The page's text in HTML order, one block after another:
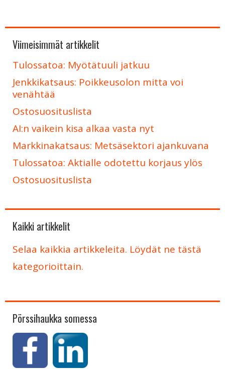
Viimeisimmät artikkelit
Tulossatoa: Myötätuuli jatkuu
Jenkkikatsaus: Poikkeusolon mitta voi
venähtää
Ostosuosituslista
AI:n vaikein kisa alkaa vasta nyt
Markkinakatsaus: Metsäsektori ajankuvana
Tulossatoa: Aktialle odotettu korjaus ylös
Ostosuosituslista
Kaikki artikkelit
Selaa kaikkia artikkeleita. Löydät ne tästä
kategorioittain.
Pörssihaukka somessa